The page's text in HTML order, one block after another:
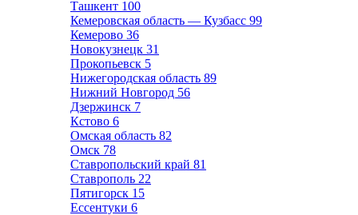
Ташкент 100
Кемеровская область — Кузбасс 99
Кемерово 36
Новокузнецк 31
Прокопьевск 5
Нижегородская область 89
Нижний Новгород 56
Дзержинск 7
Кстово 6
Омская область 82
Омск 78
Ставропольский край 81
Ставрополь 22
Пятигорск 15
Ессентуки 6